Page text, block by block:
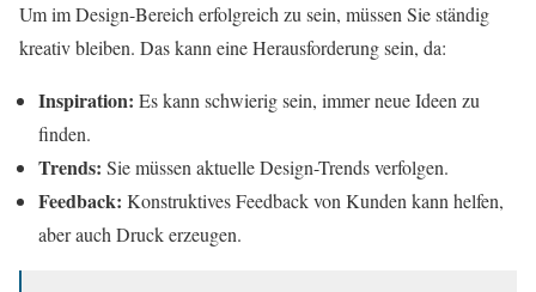
Um im Design-Bereich erfolgreich zu sein, müssen Sie ständig
kreativ bleiben. Das kann eine Herausforderung sein, da:
Inspiration: Es kann schwierig sein, immer neue Ideen zu
finden.
Trends: Sie müssen aktuelle Design-Trends verfolgen.
Feedback: Konstruktives Feedback von Kunden kann helfen,
aber auch Druck erzeugen.